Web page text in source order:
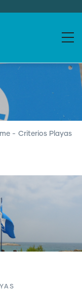
- Criterios Playas